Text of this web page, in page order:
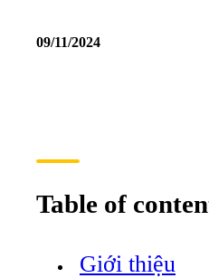
09/11/2024
Table of
Giới thiệu